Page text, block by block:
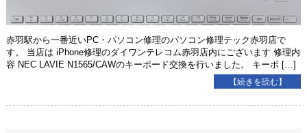
赤羽駅から一番近いPC・パソコン修理のパソコン修理テック赤羽店で
す。 当店は iPhone修理のダイワンテレコム赤羽店内にございます 修理内
容 NEC LAVIE N1565/CAWのキーボード交換を行いました。 キーボ […]
【続きを読む】